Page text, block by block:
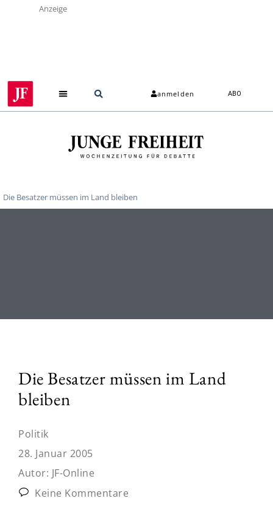
Anzeige
anmelden ABO
Die Besatzer müssen im Land bleiben
Die Besatzer müssen im Land
bleiben
Politik
28. Januar 2005
Autor: JF-Online
Keine Kommentare